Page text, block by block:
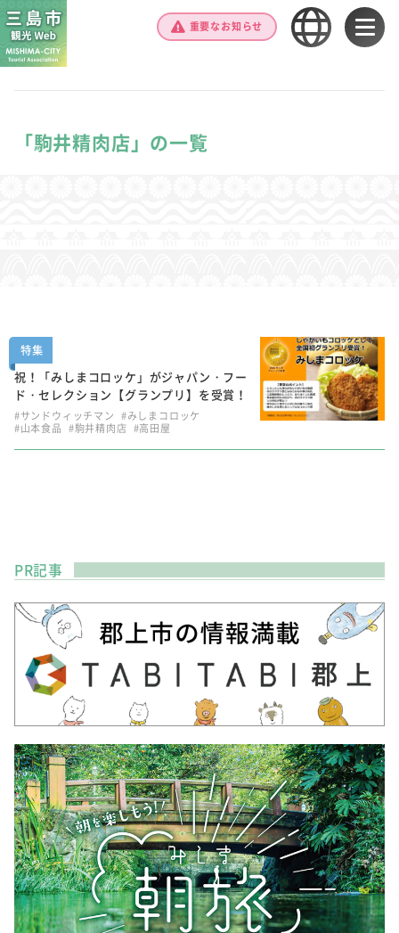
重要なお知らせ
「駒井精肉店」の一覧
特集
祝！「みしまコロッケ」がジャパン・フー
ド・セレクション【グランプリ】を受賞！
#サンドウィッチマン #みしまコロッケ
#山本食品 #駒井精肉店 #高田屋
PR記事